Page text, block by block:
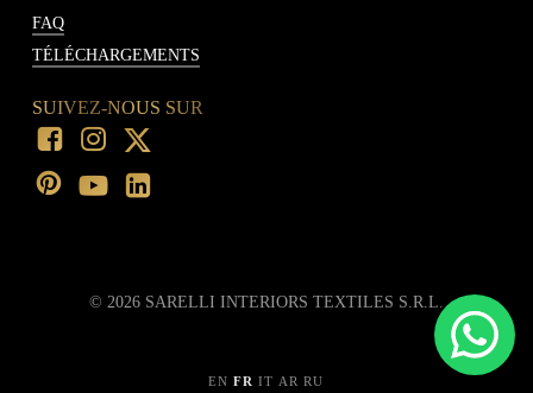
FAQ
TÉLÉCHARGEMENTS
SUIVEZ-NOUS SUR
© 2026SARELLI INTERIORS TEXTILES S.R.L.
EN FR IT AR RU